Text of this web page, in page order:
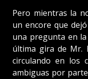
Pero mientras la
un encore que
una pregunta en la
última gira de Mr.
circulando en los
ambiguas por